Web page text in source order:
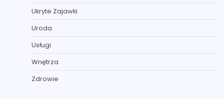
Ukryte Zajawki
Uroda
Usługi
Wnętrza
Zdrowie